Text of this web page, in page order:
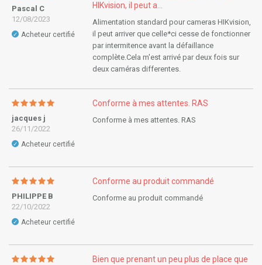
Pascal C
12/08/2023
✓ Acheteur certifié
HIKvision, il peut a...
Alimentation standard pour cameras HIKvision,
il peut arriver que celle*ci cesse de fonctionner
par intermitence avant la défaillance
complète.Cela m'est arrivé par deux fois sur
deux caméras differentes.
jacques j
26/11/2022
✓ Acheteur certifié
Conforme à mes attentes. RAS
Conforme à mes attentes. RAS
PHILIPPE B
22/10/2022
✓ Acheteur certifié
Conforme au produit commandé
Conforme au produit commandé
Bien que prenant un peu plus de place que